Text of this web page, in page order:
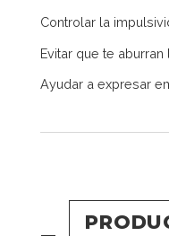
Controlar la
Evitar que te
Ayudar a expresar